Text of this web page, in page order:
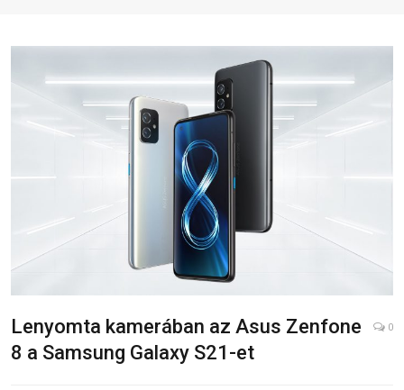
Lenyomta kamerában az Asus Zenfone
8 a Samsung Galaxy S21-et
0